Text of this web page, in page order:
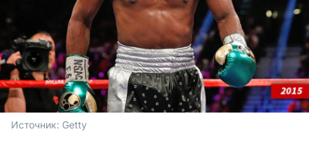
Источник: Getty